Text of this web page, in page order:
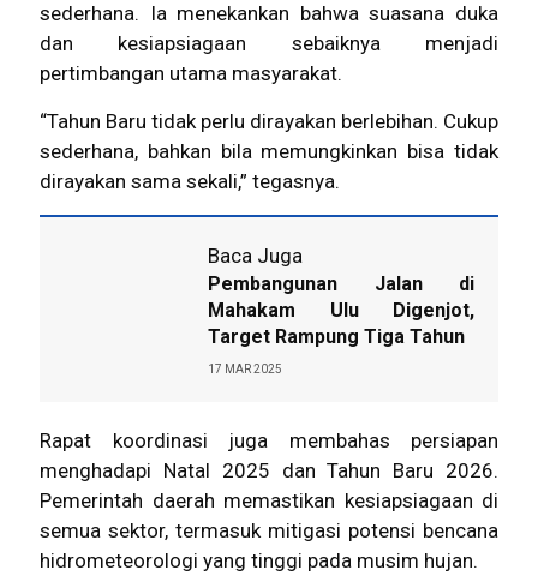
sederhana. Ia menekankan bahwa suasana duka
dan kesiapsiagaan sebaiknya menjadi
pertimbangan utama masyarakat.
“Tahun Baru tidak perlu dirayakan berlebihan. Cukup
sederhana, bahkan bila memungkinkan bisa tidak
dirayakan sama sekali,” tegasnya.
Baca Juga
Pembangunan Jalan di
Mahakam Ulu Digenjot,
Target Rampung Tiga Tahun
17 MAR 2025
Rapat koordinasi juga membahas persiapan
menghadapi Natal 2025 dan Tahun Baru 2026.
Pemerintah daerah memastikan kesiapsiagaan di
semua sektor, termasuk mitigasi potensi bencana
hidrometeorologi yang tinggi pada musim hujan.